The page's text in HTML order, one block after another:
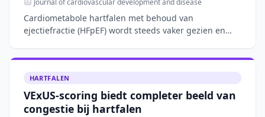
Journal of cardiovascular development and disease
Cardiometabole hartfalen met behoud van
ejectiefractie (HFpEF) wordt steeds vaker gezien en
HARTFALEN
VExUS-scoring biedt completer beeld van
congestie bij hartfalen